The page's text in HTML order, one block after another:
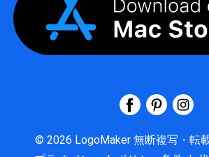
© 2026 LogoMaker 無断複写・転